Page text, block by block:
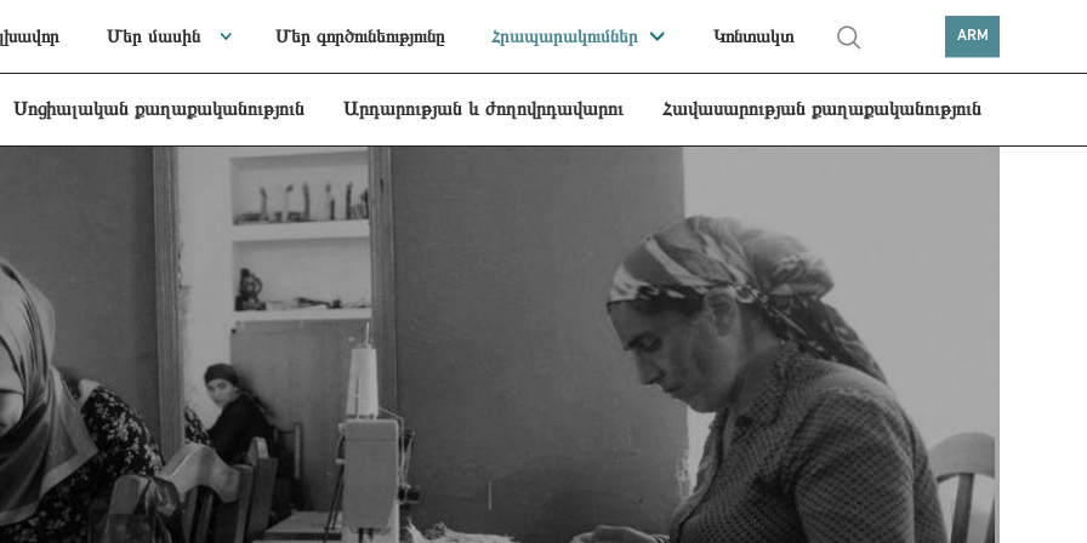
Մեր մասին Մեր գործունեությունը Հրապարակումներ Կոնտակտ ARM
Սոցիալական քաղաքականություն Արդարության և ժողովրդավարու Հավասարության քաղաքականություն